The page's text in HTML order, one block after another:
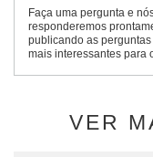
Faça uma pergunta e
responderemos
publicando as
mais interessantes para
VER